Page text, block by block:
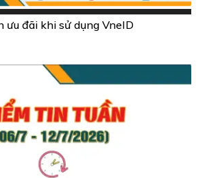
ưu đãi khi sử dụng VneID